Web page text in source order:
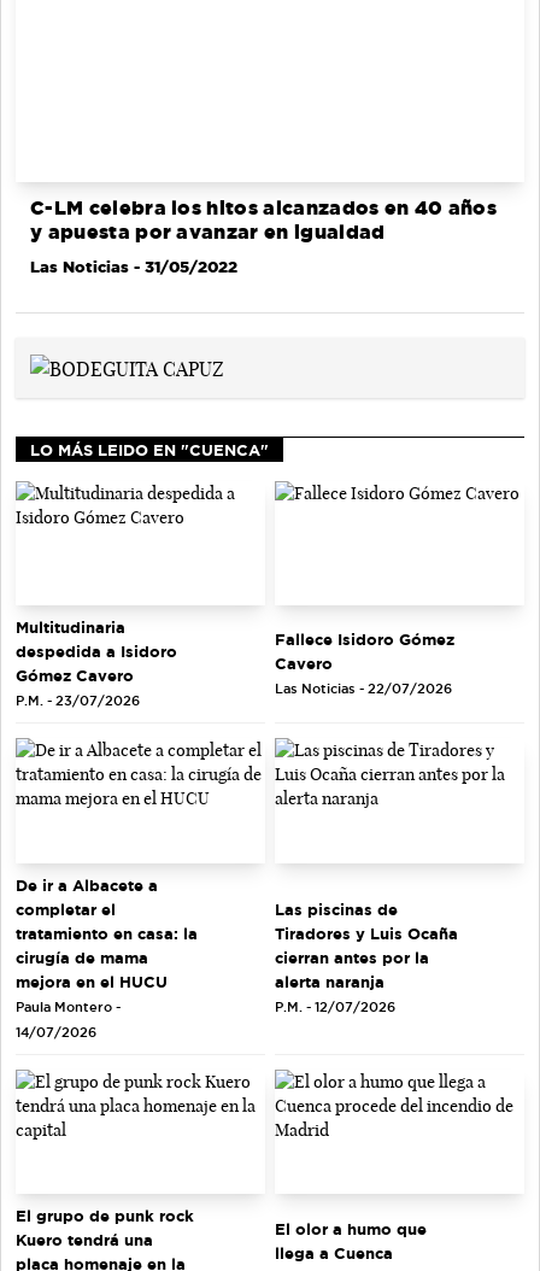
C-LM celebra los hitos alcanzados en 40 años
y apuesta por avanzar en igualdad
Las Noticias - 31/05/2022
LO MÁS LEIDO EN "CUENCA"
Multitudinaria
despedida a Isidoro
Gómez Cavero
P.M. - 23/07/2026
Fallece Isidoro Gómez
Cavero
Las Noticias - 22/07/2026
De ir a Albacete a
completar el
tratamiento en casa: la
cirugía de mama
mejora en el HUCU
Paula Montero -
14/07/2026
Las piscinas de
Tiradores y Luis Ocaña
cierran antes por la
alerta naranja
P.M. - 12/07/2026
El grupo de punk rock
Kuero tendrá una
placa homenaje en la
El olor a humo que
llega a Cuenca